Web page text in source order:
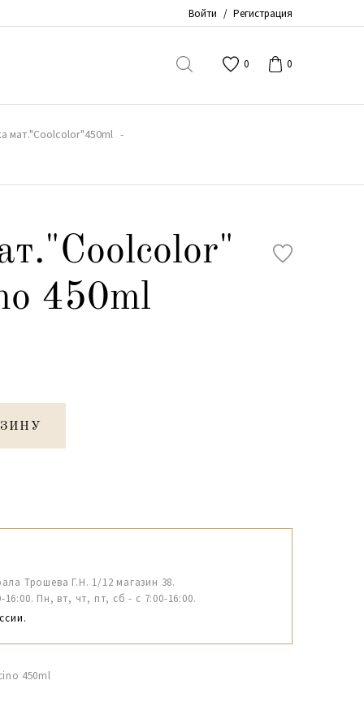
Войти / Регистрация
0 0
мат."Coolcolor"450ml
450ml
Трошева Г.Н. 1/12 магазин 38.
16:00. Пн, вт, чт, пт, сб - с 7:00-16:00.
450ml